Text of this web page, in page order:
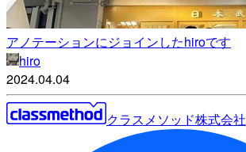
アノテーションにジョインしたhiroです
hiro
2024.04.04
クラスメソッド株式会社